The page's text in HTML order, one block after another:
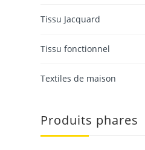
Tissu Jacquard
Tissu fonctionnel
Textiles de maison
Produits phares